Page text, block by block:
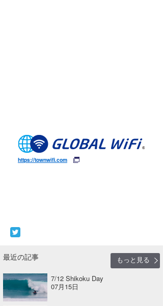
https://townwifi.com
最近の記事
もっと見る
7/12 Shikoku Day
07月15日